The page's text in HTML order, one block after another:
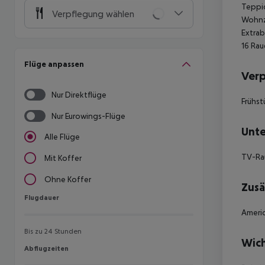
Verpflegung wählen
Flüge anpassen
Nur Direktflüge
Nur Eurowings-Flüge
Alle Flüge
Mit Koffer
Ohne Koffer
Flugdauer
Flugdauer
Bis zu 24 Stunden
Abflugzeiten
Abflugzeiten
16
TV-